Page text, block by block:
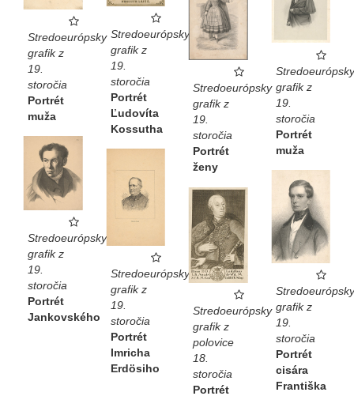
Stredoeurópsky
grafik z
19.
storočia
Portrét
Ľudovíta
Kossutha
Stredoeurópsky
grafik z
19.
storočia
Portrét
muža
Stredoeurópsky
grafik z
19.
storočia
Portrét
muža
Stredoeurópsky
grafik z
19.
storočia
Portrét
ženy
Stredoeurópsky
grafik z
19.
storočia
Portrét
Jankovského
Stredoeurópsky
grafik z
19.
storočia
Portrét
Imricha
Erdösiho
Stredoeurópsky
grafik z
19.
storočia
Portrét
cisára
Františka
Stredoeurópsky
grafik z
polovice
18.
storočia
Portrét